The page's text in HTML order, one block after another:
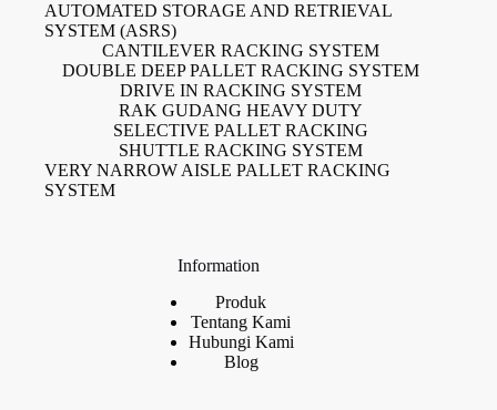
AUTOMATED STORAGE AND RETRIEVAL
SYSTEM (ASRS)
CANTILEVER RACKING SYSTEM
DOUBLE DEEP PALLET RACKING SYSTEM
DRIVE IN RACKING SYSTEM
RAK GUDANG HEAVY DUTY
SELECTIVE PALLET RACKING
SHUTTLE RACKING SYSTEM
VERY NARROW AISLE PALLET RACKING
SYSTEM
Information
Produk
Tentang Kami
Hubungi Kami
Blog